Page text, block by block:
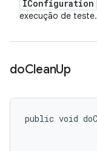
IConfiguration
execução de teste.
doCleanUp
public void